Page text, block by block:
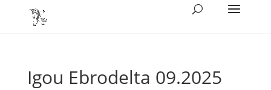
Igou Ebrodelta 09.2025